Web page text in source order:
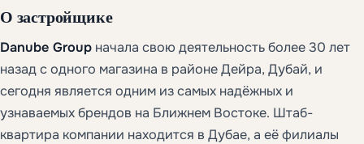
О застройщике
Danube Group начала свою деятельность более 30 лет
назад с одного магазина в районе Дейра, Дубай, и
сегодня является одним из самых надёжных и
узнаваемых брендов на Ближнем Востоке. Штаб-
квартира компании находится в Дубае, а её филиалы